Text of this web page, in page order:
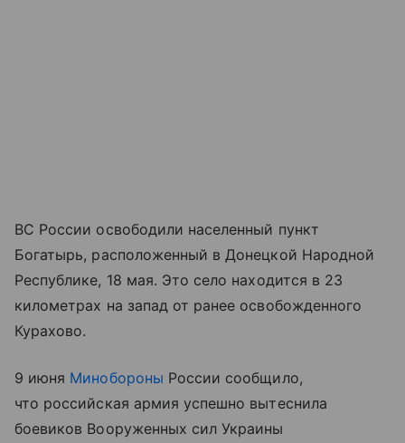
ВС России освободили населенный пункт
Богатырь, расположенный в Донецкой Народной
Республике, 18 мая. Это село находится в 23
километрах на запад от ранее освобожденного
Курахово.
9 июня Минобороны России сообщило,
что российская армия успешно вытеснила
боевиков Вооруженных сил Украины